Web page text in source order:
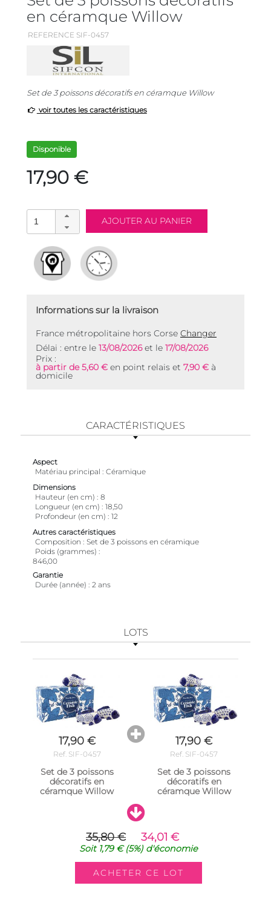
en céramque Willow
REFERENCE SIF-0457
Set de 3 poissons décoratifs en céramque Willow
voir toutes les caractéristiques
Disponible
17,90 €
Informations sur la livraison
France métropolitaine hors Corse Changer
Délai : entre le 13/08/2026et le 17/08/2026
Prix :
à partir de 5,60 € en point relais et 7,90 € à
domicile
CARACTÉRISTIQUES
Aspect
Matériau principal
Céramique
Dimensions
Hauteur (en cm)
8
Longueur (en cm)
18,50
Profondeur (en cm)
12
Autres caractéristiques
Composition
Set de 3 poissons en céramique
Poids (grammes)
846,00
Garantie
Durée (année)
2 ans
LOTS
17,90 €
Ref. SIF-0457
Set de 3 poissons
décoratifs en
céramque Willow
17,90 €
Ref. SIF-0457
Set de 3 poissons
décoratifs en
céramque Willow
35,80 € 34,01 €
Soit 1,79 €(5%) d'économie